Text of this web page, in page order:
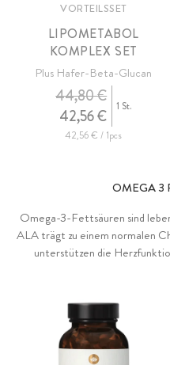
VORTEILSSET
LIPOMETABOL
KOMPLEX SET
Plus Hafer-Beta-Glucan
42,56 €
44,80 € 1 St.
42,56 € / 1pcs
OMEGA 3
Omega-3-Fettsäuren sind
ALA trägt zu einem normalen
unterstützen die